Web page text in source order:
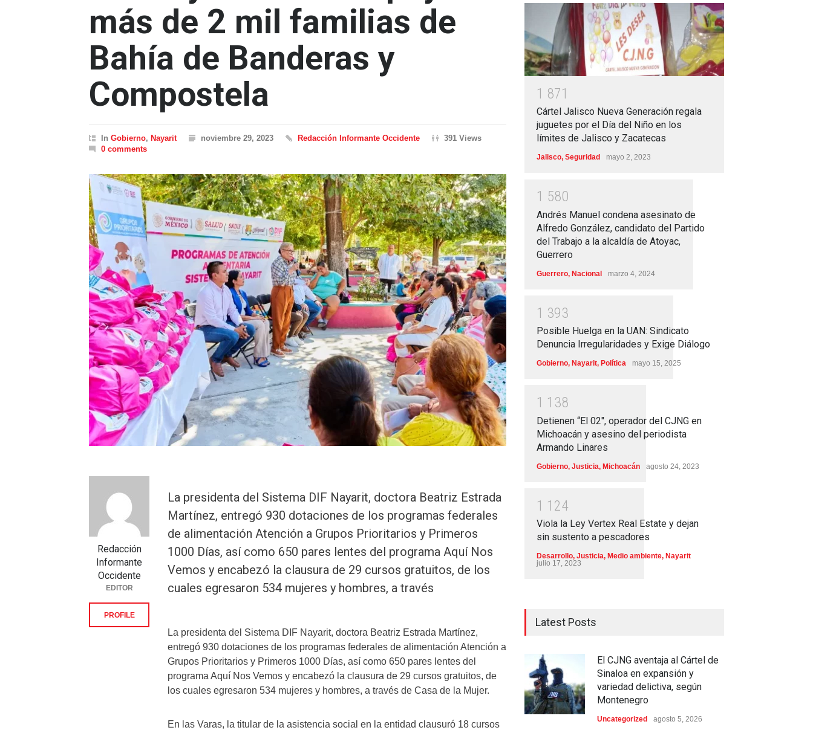
más de 2 mil familias de
Bahía de Banderas y
Compostela
In Gobierno, Nayarit noviembre 29, 2023 Redacción Informante Occidente
391 Views
0 comments
La presidenta del Sistema DIF Nayarit, doctora Beatriz Estrada
Martínez, entregó 930 dotaciones de los programas federales
de alimentación Atención a Grupos Prioritarios y Primeros
1000 Días, así como 650 pares lentes del programa Aquí Nos
Vemos y encabezó la clausura de 29 cursos gratuitos, de los
cuales egresaron 534 mujeres y hombres, a través
La presidenta del Sistema DIF Nayarit, doctora Beatriz Estrada Martínez,
entregó 930 dotaciones de los programas federales de alimentación Atención a
Grupos Prioritarios y Primeros 1000 Días, así como 650 pares lentes del
programa Aquí Nos Vemos y encabezó la clausura de 29 cursos gratuitos, de
los cuales egresaron 534 mujeres y hombres, a través de Casa de la Mujer.
En las Varas, la titular de la asistencia social en la entidad clausuró 18 cursos
Redacción
Informante
Occidente
EDITOR
PROFILE
1 871
Cártel Jalisco Nueva Generación regala
juguetes por el Día del Niño en los
límites de Jalisco y Zacatecas
Jalisco, Seguridad mayo 2, 2023
1 580
Andrés Manuel condena asesinato de
Alfredo González, candidato del Partido
del Trabajo a la alcaldía de Atoyac,
Guerrero
Guerrero, Nacional marzo 4, 2024
1 393
Posible Huelga en la UAN: Sindicato
Denuncia Irregularidades y Exige Diálogo
Gobierno, Nayarit, Política mayo 15, 2025
1 1 38
Detienen “El 02″, operador del CJNG en
Michoacán y asesino del periodista
Armando Linares
Gobierno, Justicia, Michoacán agosto 24, 2023
1 1 24
Viola la Ley Vertex Real Estate y dejan
sin sustento a pescadores
Desarrollo, Justicia, Medio ambiente, Nayarit
julio 17, 2023
Latest Posts
El CJNG aventaja al Cártel de
Sinaloa en expansión y
variedad delictiva, según
Montenegro
Uncategorized agosto 5, 2026